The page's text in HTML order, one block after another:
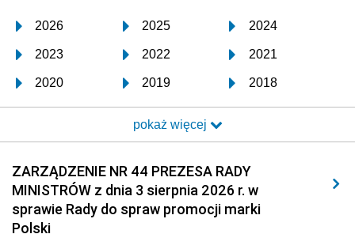
2026 2025 2024
2023 2022 2021
2020 2019 2018
2017 2016 2015
2014 2013 2012
2011 2010 2009
2008 2007 2006
2005
pokaż więcej
ZARZĄDZENIE NR 44 PREZESA RADY
MINISTRÓW z dnia 3 sierpnia 2026 r. w
sprawie Rady do spraw promocji marki
Polski